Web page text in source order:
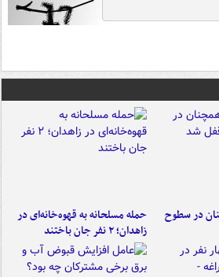
در سطوح
حمله مسلحانه به قهوه‌خانه‌ای در
زاهدان؛ ۲ نفر جان باختند